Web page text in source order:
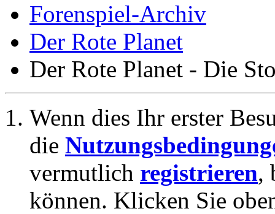
Forenspiel-Archiv
Der Rote Planet
Der Rote Planet - Die
Wenn dies Ihr erster
die
vermutlich registrieren,
können. Klicken Sie